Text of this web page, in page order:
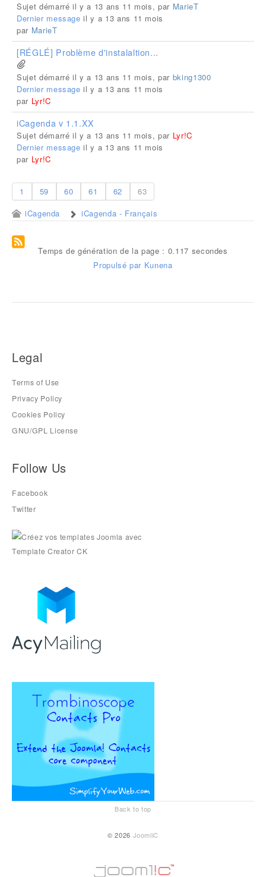
Sujet démarré il y a 13 ans 11 mois, par MarieT
Dernier message il y a 13 ans 11 mois
par MarieT
[RÉGLÉ] Problème d'instalaltion...
Sujet démarré il y a 13 ans 11 mois, par bking1300
Dernier message il y a 13 ans 11 mois
par Lyr!C
iCagenda v 1.1.XX
Sujet démarré il y a 13 ans 11 mois, par Lyr!C
Dernier message il y a 13 ans 11 mois
par Lyr!C
1 59 60 61 62
63
iCagenda
iCagenda - Français
Temps de génération de la page : 0.117 secondes
Propulsé par Kunena
Legal
Terms of Use
Privacy Policy
Cookies Policy
GNU/GPL License
Follow Us
Facebook
Twitter
Back to top
© 2026 JoomliC